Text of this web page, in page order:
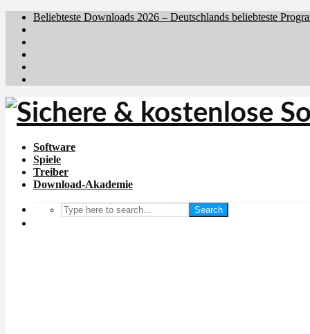
Beliebteste Downloads 2026 – Deutschlands beliebteste
Software
Spiele
Treiber
Download-Akademie
Search